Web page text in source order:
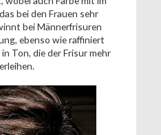
bei den Frauen sehr
bei Männerfrisuren
ebenso wie raffiniert
Ton, die der Frisur mehr